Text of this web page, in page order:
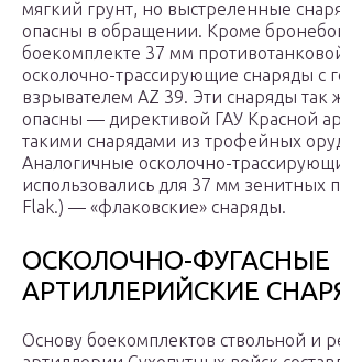
мягкий грунт, но выстреленные
опасны в обращении. Кроме
боекомплекте 37 мм
осколочно-трассирующие снаряды с
взрывателем АZ 39. Эти снаряды так
опасны — директивой ГАУ Красной
такими снарядами из трофейных
Аналогичные осколочно-
использовались для 37 мм зенитных
Flak.) — «флаковские» снаряды.
ОСКОЛОЧНО-ФУГАСНЫЕ
АРТИЛЛЕРИЙСКИЕ
Основу боекомплектов ствольной и